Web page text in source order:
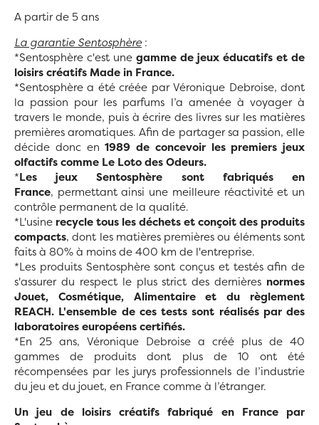
A partir de 5 ans
La garantie Sentosphère :
*Sentosphère c'est une gamme de jeux éducatifs et de
loisirs créatifs Made in France.
*Sentosphère a été créée par Véronique Debroise, dont
la passion pour les parfums l’a amenée à voyager à
travers le monde, puis à écrire des livres sur les matières
premières aromatiques. Afin de partager sa passion, elle
décide donc en1989 de concevoir les premiers jeux
olfactifs comme Le Loto des Odeurs.
*Les jeux Sentosphère sont fabriqués en
France, permettant ainsi une meilleure réactivité et un
contrôle permanent de la qualité.
*L'usine recycle tous les déchets et conçoit des produits
compacts, dont les matières premières ou éléments sont
faits à 80% à moins de 400 km de l'entreprise.
*Les produits Sentosphère sont conçus et testés afin de
s'assurer du respect le plus strict des dernières normes
Jouet, Cosmétique, Alimentaire et du règlement
REACH. L'ensemble de ces tests sont réalisés par des
laboratoires européens certifiés.
*En 25 ans, Véronique Debroise a créé plus de 40
gammes de produits dont plus de 10 ont été
récompensées par les jurys professionnels de l’industrie
du jeu et du jouet, en France comme à l’étranger.
Un jeu de loisirs créatifs fabriqué en France par